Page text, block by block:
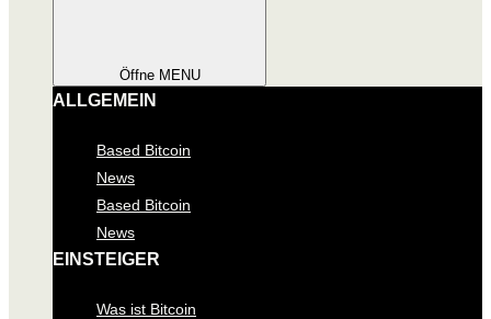
Öffne MENU
ALLGEMEIN
Based Bitcoin
News
Based Bitcoin
News
EINSTEIGER
Was ist Bitcoin